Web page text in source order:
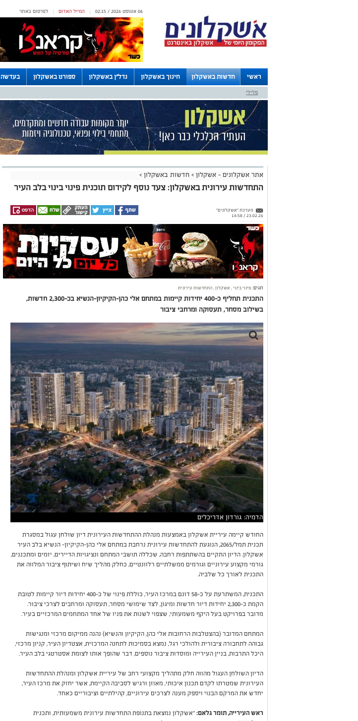
לפרסום באתר | המייל האדום | 06 אוגוסט 2026 / 02:15
ראשי חדשות באשקלון חינוך באשקלון נדל"ן באשקלון ספורט באשקלון בעדשה
לוחות
פלילי
אתר אשקלונים - אשקלון > חדשות באשקלון >
התחדשות עירונית באשקלון: צעד נוסף לקידום תוכנית פינוי בינוי בלב העיר
מערכת "אשקלונים"
23.02.26 / 14:58
תגים: פינוי בינוי, אשקלון,התחדשות עירונית
התכנית תחליף כ-400 יחידות קיימות במתחם אלי כהן-הקיקיון-הנשיא בכ-2,300 חדשות,
בשילוב מסחר, תעסוקה ומרחבי ציבור
הדמיה: גורדון אדריכלים
החודש קיימה עיריית אשקלון באמצעות מנהלת ההתחדשות העירונית דיון שולחן עגול במסגרת
תכנית תמל/2065, הנוגעת להתחדשות עירונית נרחבת במתחם אלי כהן-הקיקיון- הנשיא בלב העיר
אשקלון. הדיון התקיים בהשתתפות רחבה, שכללה תושבי המתחם ונציגויות הדיירים, יזמים ומתכננים,
גורמי מקצוע עירוניים וגורמים ממשלתיים רלוונטיים, כחלק מהליך שיח ושיתוף ציבור המלווה את
התכנית לאורך כל שלביה.
התכנית, המשתרעת על כ-58 דונם במרכז העיר, כוללת פינוי של כ-400 יחידות דיור קיימות לטובת
הקמת כ-2,300 יחידות דיור חדשות ומיגון, לצד שימושי מסחר, תעסוקה ומרחבים לצרכי ציבור.
מדובר בפרויקט בעל היקף משמעותי, שצפוי לשנות את פניו של אחד המתחמים המרכזיים בעיר.
המתחם המדובר (בהצטלבות הרחובות אלי כהן, הקיקיון והנשיא) נהנה ממיקום מרכזי ומנגישות
גבוהה לתחבורה ציבורית ולהולכי רגל, נמצא בסמיכות לתחנה המרכזית, אצטדיון העיר, קניון מרכזי,
היכל התרבות, בניין העירייה ומוסדות ציבור נוספים, דבר שהופך אותו לצומת אסטרטגי בלב העיר.
הדיון השולחן העגול מהווה חלק מתהליך מקצועי רחב של עיריית אשקלון ומנהלת ההתחדשות
העירונית שמטרתו לקדם תכנון איכותי, מאוזן ורגיש לסביבה הקיימת, אשר יחזק את מרכז העיר,
יחדש את המרקם הבנוי ויספק מענה לצרכים עירוניים, קהילתיים וציבוריים כאחד.
ראש העירייה, תומר גלאם:"אשקלון נמצאת בתנופת התחדשות עירונית משמעותית, ותכנית